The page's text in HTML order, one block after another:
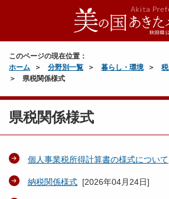
このページの現在位置：
ホーム
分野別一覧 暮らし・環境
県税関係様式
県税関係様式
個人事業税所得計算書の様式について
納税関係様式 [2026年04月24日]